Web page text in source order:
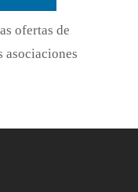
ofertas de
asociaciones